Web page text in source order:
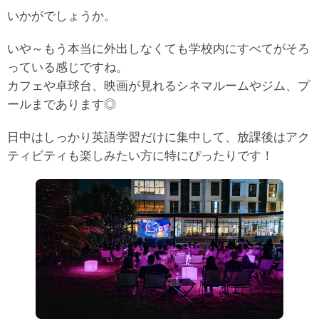
いかがでしょうか。
いや～もう本当に外出しなくても学校内にすべてがそろ
っている感じですね。
カフェや卓球台、映画が見れるシネマルームやジム、プ
ールまであります◎
日中はしっかり英語学習だけに集中して、放課後はアク
ティビティも楽しみたい方に特にぴったりです！